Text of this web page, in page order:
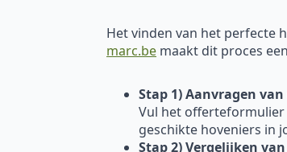
Het vinden van het perfecte
marc.be maakt dit proces
Stap 1) Aanvragen
Vul het offerteformulier
geschikte hoveniers in
Stap 2) Vergelijken